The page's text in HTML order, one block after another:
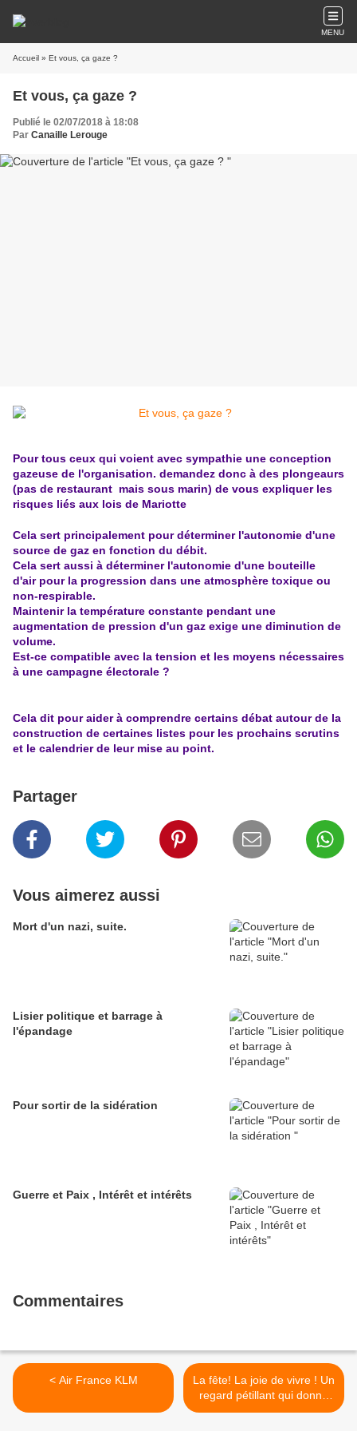
MENU
Accueil » Et vous, ça gaze ?
Et vous, ça gaze ?
Publié le 02/07/2018 à 18:08
Par Canaille Lerouge
Pour tous ceux qui voient avec sympathie une conception
gazeuse de l'organisation. demandez donc à des plongeaurs
(pas de restaurant mais sous marin) de vous expliquer les
risques liés aux lois de Mariotte
Cela sert principalement pour déterminer l'autonomie d'une
source de gaz en fonction du débit.
Cela sert aussi à déterminer l'autonomie d'une bouteille
d'air pour la progression dans une atmosphère toxique ou
non-respirable.
Maintenir la température constante pendant une
augmentation de pression d'un gaz exige une diminution de
volume.
Est-ce compatible avec la tension et les moyens nécessaires
à une campagne électorale ?
Cela dit pour aider à comprendre certains débat autour de la
construction de certaines listes pour les prochains scrutins
et le calendrier de leur mise au point.
Partager
Vous aimerez aussi
Mort d'un nazi, suite.
Lisier politique et barrage à
l'épandage
Pour sortir de la sidération
Guerre et Paix , Intérêt et intérêts
Commentaires
< Air France KLM
La fête! La joie de vivre ! Un
regard pétillant qui donne
envie d'aller boire un coup